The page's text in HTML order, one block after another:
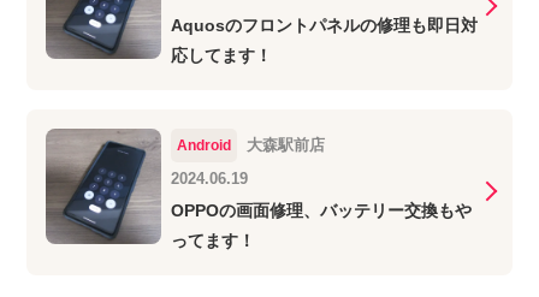
Aquosのフロントパネルの修理も即日対
応してます！
Android
大森駅前店
2024.06.19
OPPOの画面修理、バッテリー交換もや
ってます！